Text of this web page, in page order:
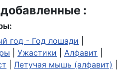
:
год - Год лошади
Ужастики Алфавит
Летучая мышь (алфавит)